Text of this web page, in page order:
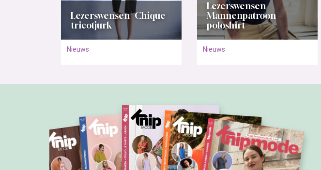
Lezerswensen | Chique
tricotjurk
Nieuws
Lezerswensen |
Mannenpatroon –
poloshirt
Nieuws